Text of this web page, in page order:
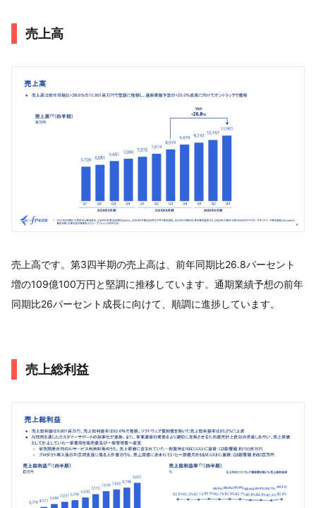
売上高
売上高です。第3四半期の売上高は、前年同期比26.8パーセント
増の109億100万円と堅調に推移しています。通期業績予想の前年
同期比26パーセント成長に向けて、順調に進捗しています。
売上総利益